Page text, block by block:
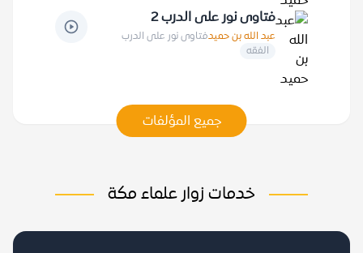
فتاوى نور على الدرب 2
عبد الله بن حميدفتاوى نور على الدرب
الفقه
جميع المؤلفات
خدمات زوار علماء مكة